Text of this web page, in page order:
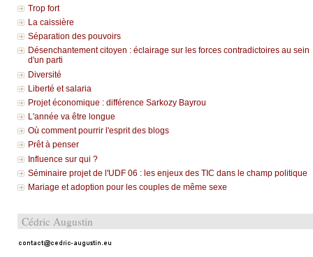
Trop fort
La caissière
Séparation des pouvoirs
Désenchantement citoyen : éclairage sur les forces contradictoires au sein
d'un parti
Diversité
Liberté et salaria
Projet économique : différence Sarkozy Bayrou
L'année va être longue
Où comment pourrir l'esprit des blogs
Prêt à penser
Influence sur qui ?
Séminaire projet de l'UDF 06 : les enjeux des TIC dans le champ politique
Mariage et adoption pour les couples de même sexe
Cédric Augustin